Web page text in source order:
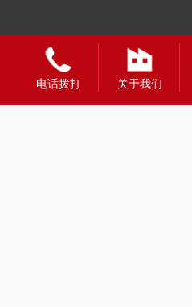
友情链接：
电话拨打 关于我们